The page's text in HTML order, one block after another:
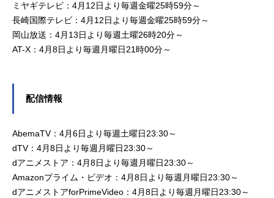
ミヤギテレビ：4月12日より毎週金曜25時59分～
長崎国際テレビ：4月12日より毎週金曜25時59分～
岡山放送：4月13日より毎週土曜26時20分～
AT-X：4月8日より毎週月曜日21時00分～
配信情報
AbemaTV：4月6日より毎週土曜日23:30～
dTV：4月8日より毎週月曜日23:30～
dアニメストア：4月8日より毎週月曜日23:30～
Amazonプライム・ビデオ：4月8日より毎週月曜日23:30～
dアニメストアforPrimeVideo：4月8日より毎週月曜日23:30～